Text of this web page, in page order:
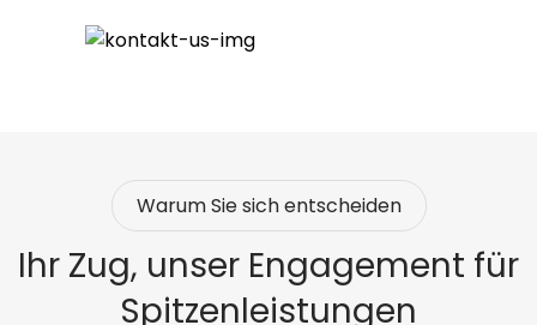
Warum Sie sich entscheiden
Ihr Zug, unser Engagement für
Spitzenleistungen